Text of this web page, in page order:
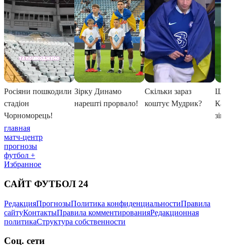
главная
матч-центр
прогнозы
футбол +
Избранное
САЙТ ФУТБОЛ 24
РедакцияПрогнозыПолитика конфиденциальностиПравила
сайтуКонтактыПравила комментированияРедакционная
политикаСтруктура собственности
Соц. сети